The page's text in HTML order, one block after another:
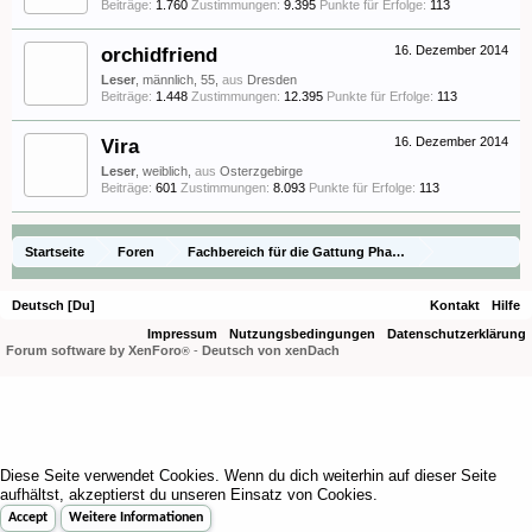
Beiträge: 1.760 Zustimmungen: 9.395 Punkte für Erfolge: 113
16. Dezember 2014
orchidfriend
Leser , männlich, 55, aus Dresden
Beiträge: 1.448 Zustimmungen: 12.395 Punkte für Erfolge: 113
16. Dezember 2014
Vira
Leser , weiblich, aus Osterzgebirge
Beiträge: 601 Zustimmungen: 8.093 Punkte für Erfolge: 113
Startseite Foren
Fachbereich für die Gattung Phalaenopsis - Species
Naturformen und spezielle Hybriden
Kulturberichte
Phalaenopsis pallens
Deutsch [Du] Kontakt
Hilfe
Impressum
Nutzungsbedingungen
Datenschutzerklärung
Forum software by XenForo® - Deutsch von xenDach
Diese Seite verwendet Cookies. Wenn du dich weiterhin auf dieser Seite
aufhältst, akzeptierst du unseren Einsatz von Cookies.
Accept Weitere Informationen